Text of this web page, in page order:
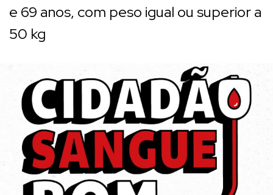
e 69 anos, com peso igual ou superior a
50 kg